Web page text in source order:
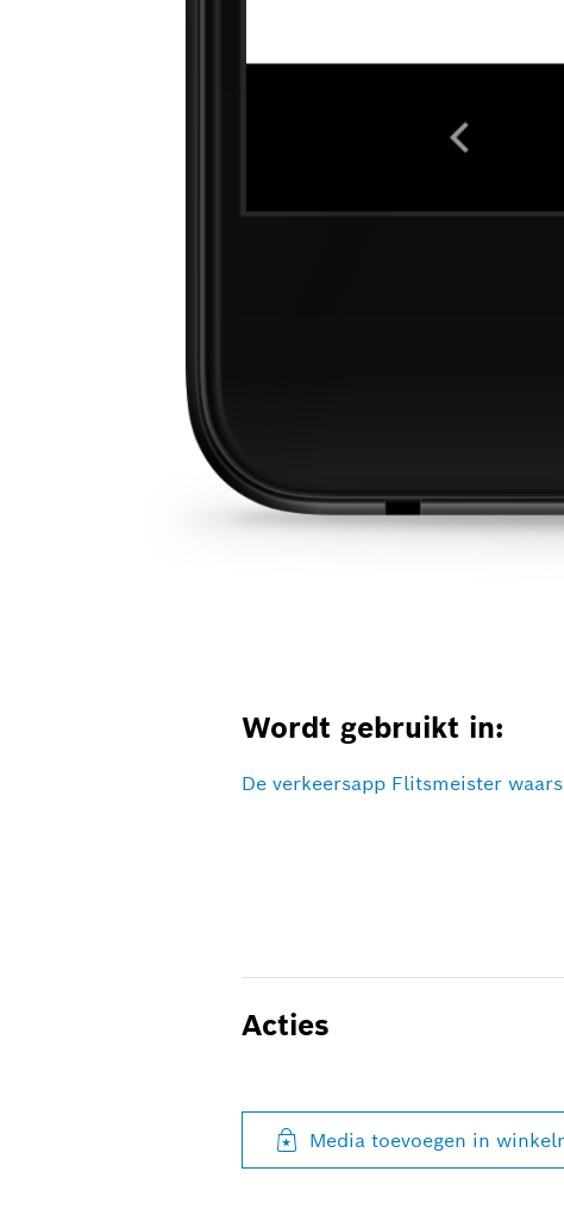
Wordt gebruikt in:
De verkeersapp Flitsmeister
Acties
Media toevoegen in